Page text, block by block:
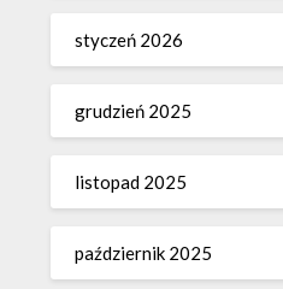
styczeń 2026
grudzień 2025
listopad 2025
październik 2025